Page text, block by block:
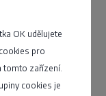
OK udělujete
pro
tomto zařízení.
cookies je